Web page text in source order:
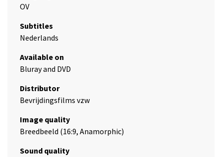
OV
Subtitles
Nederlands
Available on
Bluray and DVD
Distributor
Bevrijdingsfilms vzw
Image quality
Breedbeeld (16:9, Anamorphic)
Sound quality